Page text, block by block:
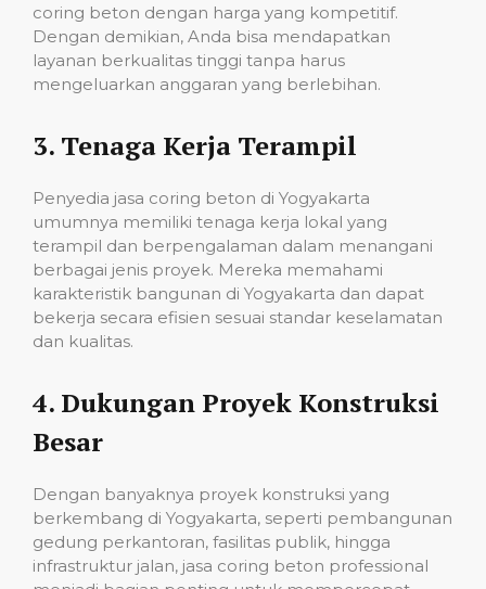
coring beton dengan harga yang kompetitif.
Dengan demikian, Anda bisa mendapatkan
layanan berkualitas tinggi tanpa harus
mengeluarkan anggaran yang berlebihan.
3. Tenaga Kerja Terampil
Penyedia jasa coring beton di Yogyakarta
umumnya memiliki tenaga kerja lokal yang
terampil dan berpengalaman dalam menangani
berbagai jenis proyek. Mereka memahami
karakteristik bangunan di Yogyakarta dan dapat
bekerja secara efisien sesuai standar keselamatan
dan kualitas.
4. Dukungan Proyek Konstruksi
Besar
Dengan banyaknya proyek konstruksi yang
berkembang di Yogyakarta, seperti pembangunan
gedung perkantoran, fasilitas publik, hingga
infrastruktur jalan, jasa coring beton professional